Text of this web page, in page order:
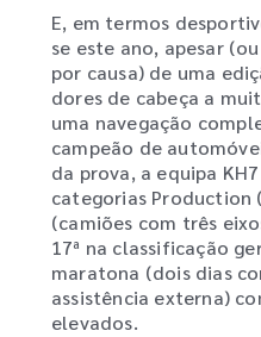
E, em termos
se este ano, apesar
por causa) de uma
dores de cabeça a
uma navegação
campeão de
da prova, a equipa
categorias Production
(camiões com três
17ª na classificação
maratona (dois dias
assistência externa)
elevados.